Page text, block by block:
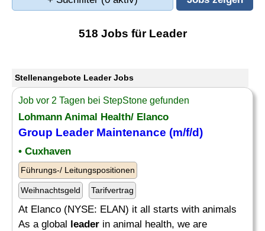
518 Jobs für Leader
Stellenangebote Leader Jobs
Job vor 2 Tagen bei StepStone gefunden
Lohmann Animal Health/ Elanco
Group LeaderMaintenance (m/f/d)
• Cuxhaven
Führungs-/ Leitungspositionen
Weihnachtsgeld Tarifvertrag
At Elanco (NYSE: ELAN) it all starts with animals
As a global leader in animal health, we are